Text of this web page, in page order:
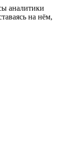
аналитики
на нём,